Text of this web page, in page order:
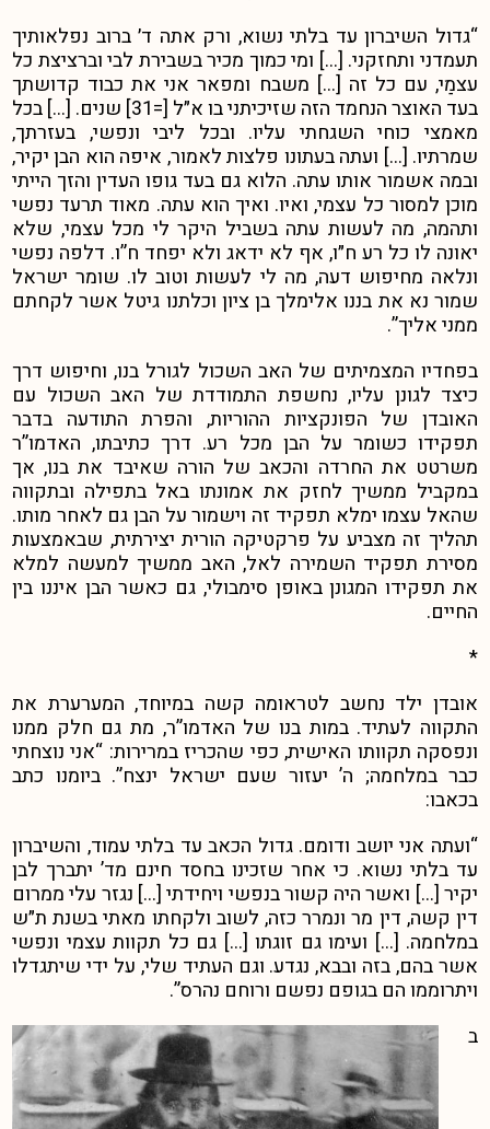
“גדול השיברון עד בלתי נשוא, ורק אתה ד׳ ברוב נפלאותיך
תעמדני ותחזקני. […] ומי כמוך מכיר בשבירת לבי וברציצת כל
עצמַי, עם כל זה […] משבח ומפאר אני את כבוד קדושתך
בעד האוצר הנחמד הזה שזיכיתני בו א״ל [=31] שנים. […] בכל
מאמצי כוחי השגחתי עליו. ובכל ליבי ונפשי, בעזרתך,
שמרתיו. […] ועתה בעתונו פלצות לאמור, איפה הוא הבן יקיר,
ובמה אשמור אותו עתה. הלוא גם בעד גופו העדין והזך הייתי
מוכן למסור כל עצמי, ואיו. ואיך הוא עתה. מאוד תרעד נפשי
ותהמה, מה לעשות עתה בשביל היקר לי מכל עצמי, שלא
יאונה לו כל רע ח״ו, אף לא ידאג ולא יפחד ח”ו. דלפה נפשי
ונלאה מחיפוש דעה, מה לי לעשות וטוב לו. שומר ישראל
שמור נא את בננו אלימלך בן ציון וכלתנו גיטל אשר לקחתם
ממני אליך”.
בפחדיו המצמיתים של האב השכול לגורל בנו, וחיפוש דרך
כיצד לגונן עליו, נחשפת התמודדת של האב השכול עם
האובדן של הפונקציות ההוריות, והפרת התודעה בדבר
תפקידו כשומר על הבן מכל רע. דרך כתיבתו, האדמו”ר
משרטט את החרדה והכאב של הורה שאיבד את בנו, אך
במקביל ממשיך לחזק את אמונתו באל בתפילה ובתקווה
שהאל עצמו ימלא תפקיד זה וישמור על הבן גם לאחר מותו.
תהליך זה מצביע על פרקטיקה הורית יצירתית, שבאמצעות
מסירת תפקיד השמירה לאל, האב ממשיך למעשה למלא
את תפקידו המגונן באופן סימבולי, גם כאשר הבן איננו בין
החיים.
*
אובדן ילד נחשב לטראומה קשה במיוחד, המערערת את
התקווה לעתיד. במות בנו של האדמו”ר, מת גם חלק ממנו
ונפסקה תקוותו האישית, כפי שהכריז במרירות: “אני נוצחתי
כבר במלחמה; ה’ יעזור שעם ישראל ינצח”. ביומנו כתב
בכאבו:
“ועתה אני יושב ודומם. גדול הכאב עד בלתי עמוד, והשיברון
עד בלתי נשוא. כי אחר שזכינו בחסד חינם מד’ יתברך לבן
יקיר […] ואשר היה קשור בנפשי ויחידתי […] נגזר עלי ממרום
דין קשה, דין מר ונמרר כזה, לשוב ולקחתו מאתי בשנת ת״ש
במלחמה. […] ועימו גם זוגתו […] גם כל תקוות עצמי ונפשי
אשר בהם, בזה ובבא, נגדע. וגם העתיד שלי, על ידי שיתגדלו
ויתרוממו הם בגופם נפשם ורוחם נהרס”.
ב